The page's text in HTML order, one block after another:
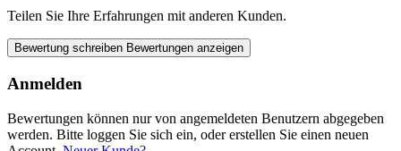
Teilen Sie Ihre Erfahrungen mit anderen Kunden.
Bewertung schreiben Bewertungen anzeigen
Anmelden
Bewertungen können nur von angemeldeten Benutzern abgegeben
werden. Bitte loggen Sie sich ein, oder erstellen Sie einen neuen